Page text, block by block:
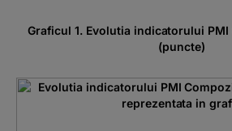
Graficul 1. Evolutia indicatorului
(puncte)